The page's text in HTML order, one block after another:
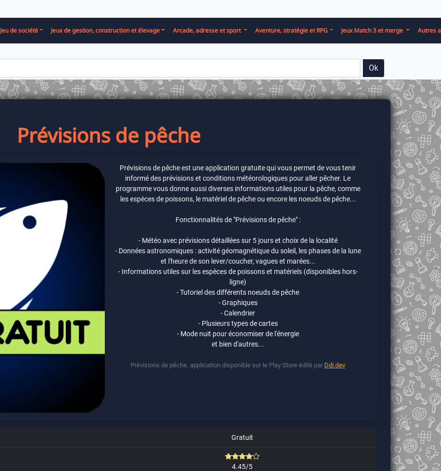
Jeu de société Jeux de gestion, construction et élevage Arcade, adresse et sport Aventure, stratégie et RPG Jeux Match 3 et merge Autres
Ok
Prévisions de pêche
Prévisions de pêche est une application gratuite qui vous permet de vous tenir
informé des prévisions et conditions météorologiques pour aller pêcher. Le
programme vous donne aussi diverses informations utiles pour la pêche, comme
les espèces de poissons, le matériel de pêche ou encore les noeuds de pêche...
Fonctionnalités de "Prévisions de pêche" :
- Météo avec prévisions détaillées sur 5 jours et choix de la localité
- Données astronomiques : activité géomagnétique du soleil, les phases de la lune
et l'heure de son lever/coucher, vagues et marées...
- Informations utiles sur les espèces de poissons et matériels (disponibles hors-
ligne)
- Tutoriel des différents noeuds de pêche
- Graphiques
- Calendrier
- Plusieurs types de cartes
- Mode nuit pour économiser de l'énergie
et bien d'autres...
Prévisions de pêche, application disponible sur le Play Store édité par Ddi.dev
Gratuit
4.45/5